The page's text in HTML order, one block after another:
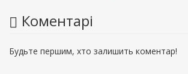
Коментарі
Будьте першим, хто залишить коментар!